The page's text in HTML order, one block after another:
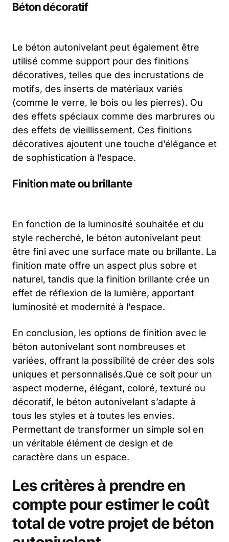
Béton décoratif
Le béton autonivelant peut également être
utilisé comme support pour des finitions
décoratives, telles que des incrustations de
motifs, des inserts de matériaux variés
(comme le verre, le bois ou les pierres). Ou
des effets spéciaux comme des marbrures ou
des effets de vieillissement. Ces finitions
décoratives ajoutent une touche d’élégance et
de sophistication à l’espace.
Finition mate ou brillante
En fonction de la luminosité souhaitée et du
style recherché, le béton autonivelant peut
être fini avec une surface mate ou brillante. La
finition mate offre un aspect plus sobre et
naturel, tandis que la finition brillante crée un
effet de réflexion de la lumière, apportant
luminosité et modernité à l’espace.
En conclusion, les options de finition avec le
béton autonivelant sont nombreuses et
variées, offrant la possibilité de créer des sols
uniques et personnalisés.Que ce soit pour un
aspect moderne, élégant, coloré, texturé ou
décoratif, le béton autonivelant s’adapte à
tous les styles et à toutes les envies.
Permettant de transformer un simple sol en
un véritable élément de design et de
caractère dans un espace.
Les critères à prendre en
compte pour estimer le coût
total de votre projet de béton